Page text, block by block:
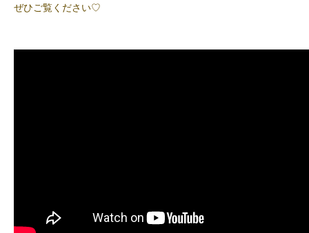
ぜひご覧ください♡